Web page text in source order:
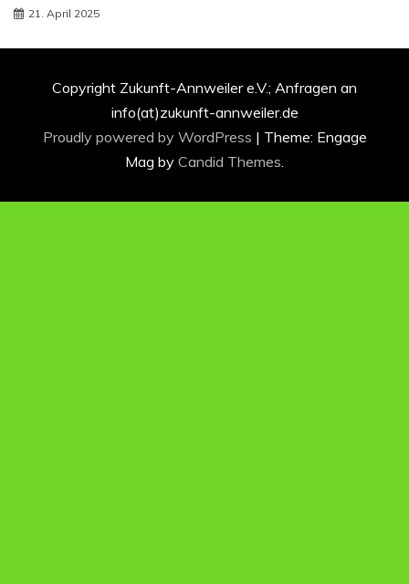
21. April 2025
Copyright Zukunft-Annweiler e.V.; Anfragen an
info(at)zukunft-annweiler.de
Proudly powered by WordPress | Theme: Engage
Mag by Candid Themes